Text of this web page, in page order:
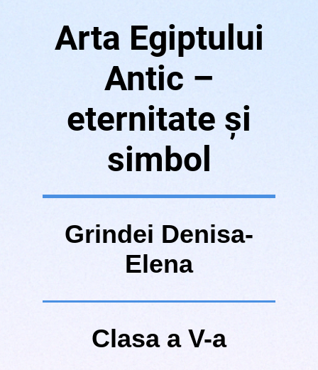
Arta Egiptului
Antic –
eternitate și
simbol
Grindei Denisa-
Elena
Clasa a V-a